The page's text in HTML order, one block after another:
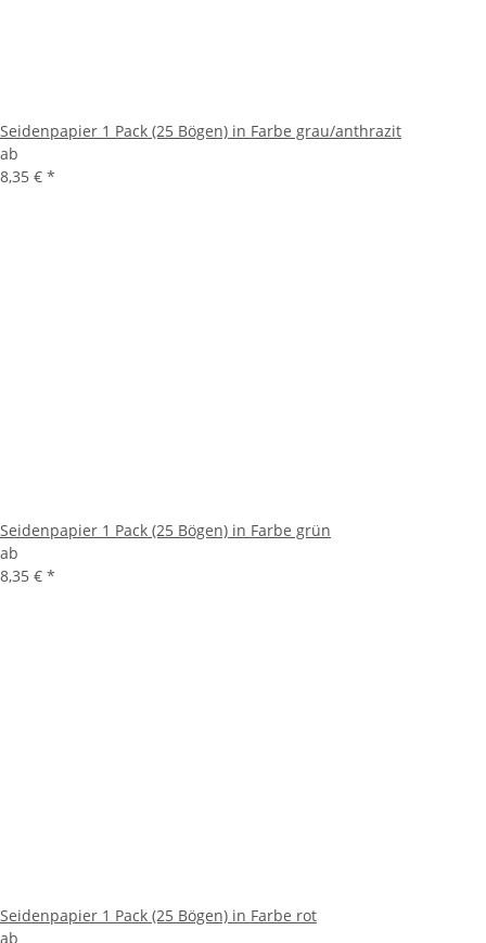
Seidenpapier 1 Pack (25 Bögen) in Farbe grau/anthrazit
ab
8,35 € *
Seidenpapier 1 Pack (25 Bögen) in Farbe grün
ab
8,35 € *
Seidenpapier 1 Pack (25 Bögen) in Farbe rot
ab